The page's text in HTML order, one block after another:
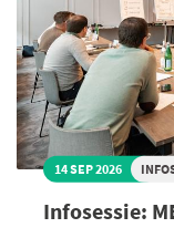
14 SEP 2026
Infosessie: